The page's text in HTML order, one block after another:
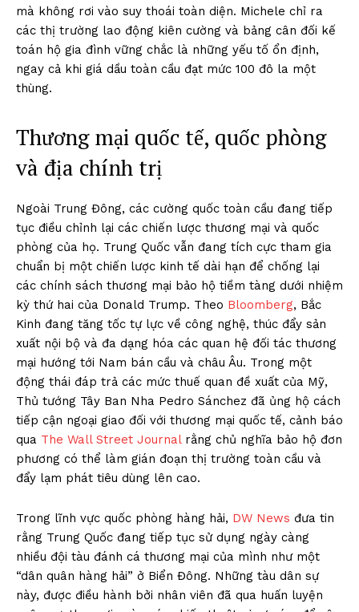
mà không rơi vào suy thoái toàn diện. Michele chỉ ra
các thị trường lao động kiên cường và bảng cân đối kế
toán hộ gia đình vững chắc là những yếu tố ổn định,
ngay cả khi giá dầu toàn cầu đạt mức 100 đô la một
thùng.
Thương mại quốc tế, quốc phòng
và địa chính trị
Ngoài Trung Đông, các cường quốc toàn cầu đang tiếp
tục điều chỉnh lại các chiến lược thương mại và quốc
phòng của họ. Trung Quốc vẫn đang tích cực tham gia
chuẩn bị một chiến lược kinh tế dài hạn để chống lại
các chính sách thương mại bảo hộ tiềm tàng dưới nhiệm
kỳ thứ hai của Donald Trump. Theo Bloomberg, Bắc
Kinh đang tăng tốc tự lực về công nghệ, thúc đẩy sản
xuất nội bộ và đa dạng hóa các quan hệ đối tác thương
mại hướng tới Nam bán cầu và châu Âu. Trong một
động thái đáp trả các mức thuế quan đề xuất của Mỹ,
Thủ tướng Tây Ban Nha Pedro Sánchez đã ủng hộ cách
tiếp cận ngoại giao đối với thương mại quốc tế, cảnh báo
qua The Wall Street Journalrằng chủ nghĩa bảo hộ đơn
phương có thể làm gián đoạn thị trường toàn cầu và
đẩy lạm phát tiêu dùng lên cao.
Trong lĩnh vực quốc phòng hàng hải, DW News đưa tin
rằng Trung Quốc đang tiếp tục sử dụng ngày càng
nhiều đội tàu đánh cá thương mại của mình như một
“dân quân hàng hải” ở Biển Đông. Những tàu dân sự
này, được điều hành bởi nhân viên đã qua huấn luyện